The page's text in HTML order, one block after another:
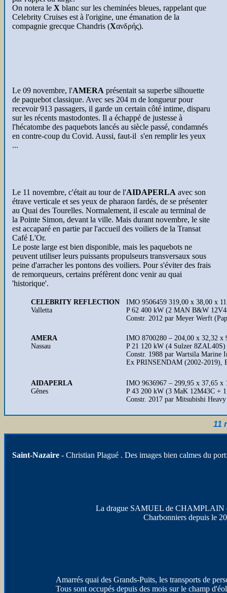
On notera le X blanc sur les cheminées bleues, rappelant que
Celebrity Cruises est à l'origine, une émanation de la
compagnie grecque Chandris (Χανδρής).
Le 09 novembre, l'AMERA présentait sa superbe silhouette
de paquebot classique. Avec ses 204 m de longueur pour
recevoir 913 passagers, il garde un certain côté intime, disparu
sur les récents mastodontes. Il a échappé de justesse à
l'hécatombe des paquebots lancés au siècle passé, condamnés
en contre-coup du Covid. Aussi, faut-il s'en remplir les yeux
...
Le 11 novembre, c'était au tour de l'AIDAPERLA avec son
étrave verticale et ses yeux de pharaon fardés, de se présenter
au Quai des Tourelles. Normalement, il escale au terminal de
la Pointe Simon, devant la ville. Mais durant novembre, le site
est accaparé en partie par l'accueil des voiliers de la Transat
Café L'Or.
Le poste large est bien disponible, mais les paquebots ne
peuvent utiliser leurs puissants propulseurs transversaux sous
peine d'arracher les pontons des voiliers. Pour s'éviter des frais
de remorqueurs, certains préfèrent donc venir au quai
'historique'.
CELEBRITY REFLECTION
Valletta
IMO 9506459 319,00 x 38,00 x
P 62 400 kW (2 MAN B&W
Constr. 2012 par Meyer Werft
AMERA
Nassau
IMO 8700280 – 204,00 x 32,32 x
P 21 120 kW (4 Sulzer
Constr. 1988 par Wartsila
Ex PRINSENDAM (2002-2019),
AIDAPERLA
Gênes
IMO 9636967 – 299,95 x 37,65 x
P 43 200 kW (3 MaK 12M43C +
Constr. 2017 par Mitsubishi
11
Saint-Nazaire - Christian Plagué . Des images bien calmes du
La drague SAMUEL de CHAMPLAIN
Charbonniers depuis le
Amarrés quai des Grands-Puits, les transports de
Tous sont occupés depuis des mois sur le champ